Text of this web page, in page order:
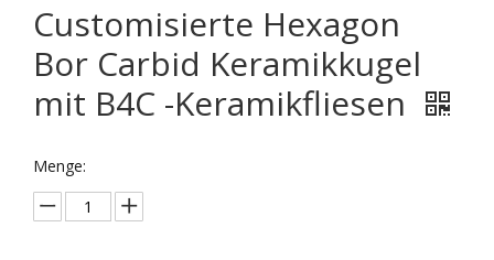
Customisierte Hexagon
Bor Carbid Keramikkugel
mit B4C -Keramikfliesen
Menge: